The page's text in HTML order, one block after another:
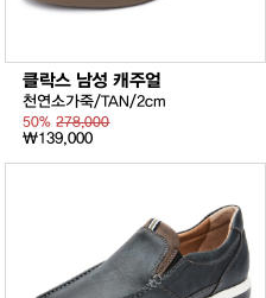
클락스 남성 캐주얼
천연소가죽/TAN/2cm
50%278,000
₩139,000